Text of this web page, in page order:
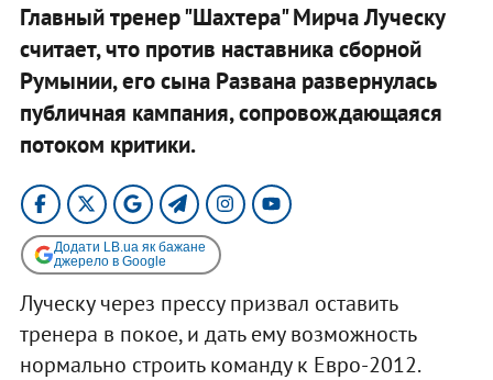
Главный тренер "Шахтера" Мирча Луческу
считает, что против наставника сборной
Румынии, его сына Развана развернулась
публичная кампания, сопровождающаяся
потоком критики.
Додати LB.ua як бажане
джерело в Google
Луческу через прессу призвал оставить
тренера в покое, и дать ему возможность
нормально строить команду к Евро-2012.